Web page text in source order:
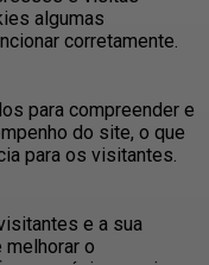
algumas
corretamente.
​​para compreender e
do site, o que
para os visitantes.
e a sua
melhorar o